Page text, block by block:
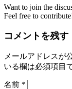
Want to join the
Feel free to
コメントを残す
メールアドレスが
いる欄は必須項目
名前 *